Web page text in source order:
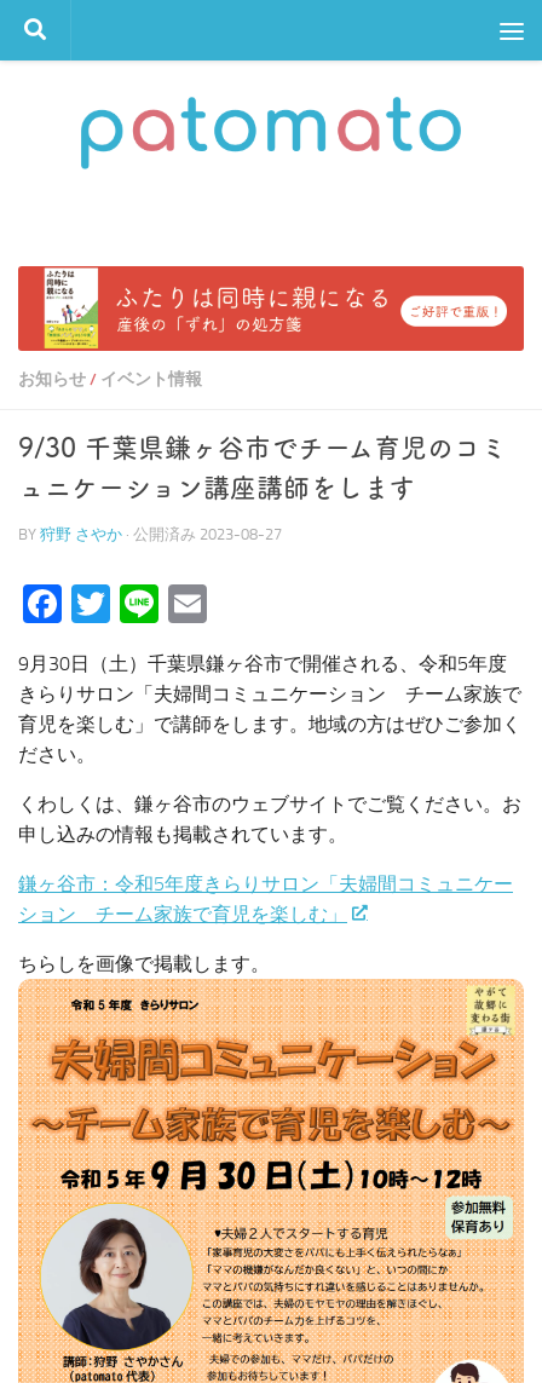
コンテンツへスキップ
お知らせ / イベント情報
9/30 千葉県鎌ヶ谷市でチーム育児のコミ
ュニケーション講座講師をします
BY 狩野 さやか · 公開済み 2023-08-27
Facebook
Twitter
Line
9月30日（土）千葉県鎌ヶ谷市で開催される、令和5年度
きらりサロン「夫婦間コミュニケーション チーム家族で
育児を楽しむ」で講師をします。地域の方はぜひご参加く
ださい。
くわしくは、鎌ヶ谷市のウェブサイトでご覧ください。お
申し込みの情報も掲載されています。
鎌ヶ谷市：令和5年度きらりサロン「夫婦間コミュニケー
ション チーム家族で育児を楽しむ」
ちらしを画像で掲載します。